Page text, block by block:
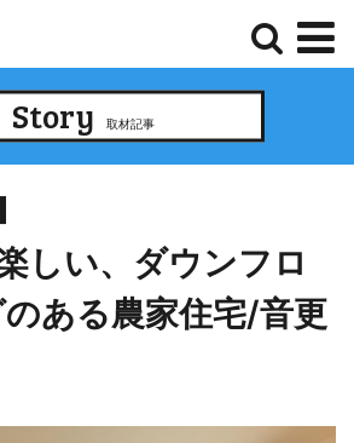
ュ
Story 取材記事
しい、ダウンフロ
ある農家住宅/音更